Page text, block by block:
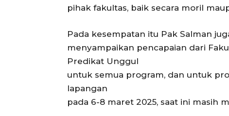
pihak fakultas, baik secara moril
Pada kesempatan itu Pak Salman
menyampaikan pencapaian dari
Predikat Unggul
untuk semua program, dan untuk
lapangan
pada 6-8 maret 2025, saat ini masih